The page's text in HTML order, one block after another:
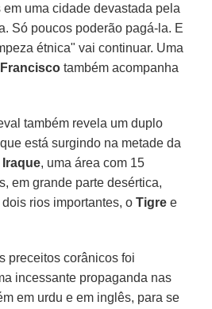
uma cidade devastada pela
Só poucos poderão pagá-la. E
étnica" vai continuar. Uma
Francisco também acompanha
também revela um duplo
que está surgindo na metade da
Iraque, uma área com 15
em grande parte desértica,
rios importantes, oTigre e
preceitos corânicos foi
incessante propaganda nas
em urdu e em inglês, para se